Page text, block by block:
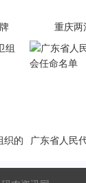
重庆两
织的
广东省人民